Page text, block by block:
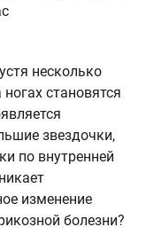
несколько
становятся
звездочки,
по внутренней
изменение
болезни?